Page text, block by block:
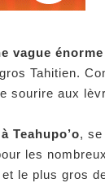
vague énorme
Tahitien.
sourire aux
Teahupo’o, se
les
le plus gros